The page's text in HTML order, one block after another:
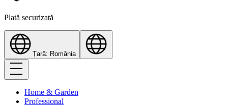
Plată securizată
Țară: România
Home & Garden
Professional